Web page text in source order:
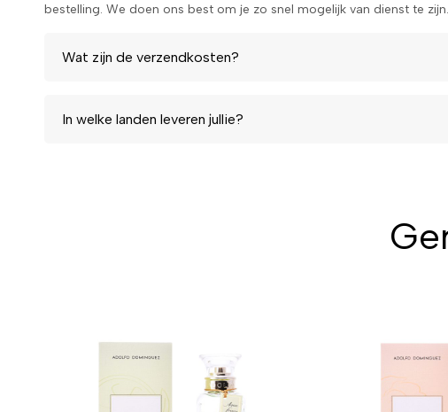
bestelling. We doen ons best om je zo snel mogelijk van dienst te zijn.
Wat zijn de verzendkosten?
In welke landen leveren jullie?